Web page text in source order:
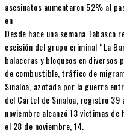
asesinatos aumentaron 52% al
en
Desde hace una semana
escisión del grupo criminal “La
balaceras y bloqueos en
de combustible, tráfico de
Sinaloa, azotada por la guerra
del Cártel de Sinaloa, registró 39
noviembre alcanzó 13 víctimas de
el 28 de noviembre, 14.